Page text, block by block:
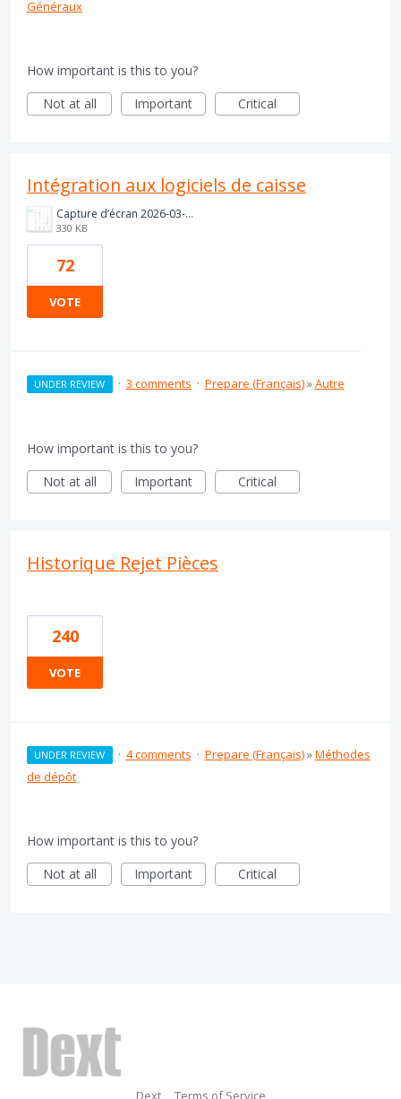
Généraux
How important is this to you?
Not at all
Important Critical
Intégration aux logiciels de caisse
Capture d’écran 2026-03-11 à 14.37.15.png
330 KB
72
VOTE
UNDER REVIEW · 3 comments · Prepare (Français)»Autre
How important is this to you?
Not at all
Important Critical
Historique Rejet Pièces
240
VOTE
UNDER REVIEW · 4 comments · Prepare (Français)»Méthodes
de dépôt
How important is this to you?
Not at all
Important Critical
Dext Terms of Service